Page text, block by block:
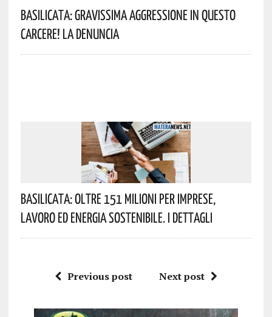
Basilicata: Gravissima Aggressione In Questo
Carcere! La Denuncia
Basilicata: Oltre 151 Milioni Per Imprese,
Lavoro Ed Energia Sostenibile. I Dettagli
Previous post Next post